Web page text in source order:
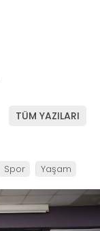
TÜM YAZILARI
Spor Yaşam